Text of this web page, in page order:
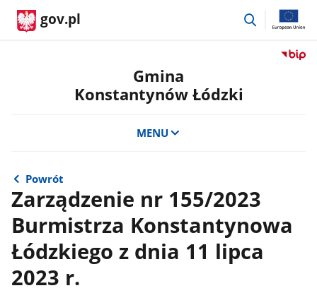
gov.pl
przejdź
Przejdź
Gmina
Konstantynów Łódzki
MENU
Powrót
Zarządzenie nr 155/2023
Burmistrza Konstantynowa
Łódzkiego z dnia 11 lipca
2023 r.